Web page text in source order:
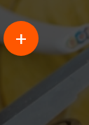
+